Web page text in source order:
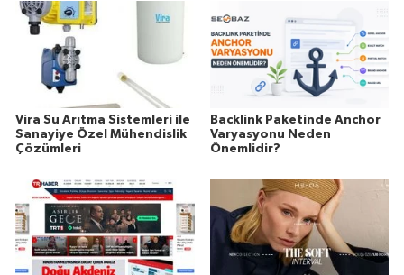
Vira Su Arıtma Sistemleri ile
Sanayiye Özel Mühendislik
Çözümleri
Backlink Paketinde Anchor
Varyasyonu Neden
Önemlidir?